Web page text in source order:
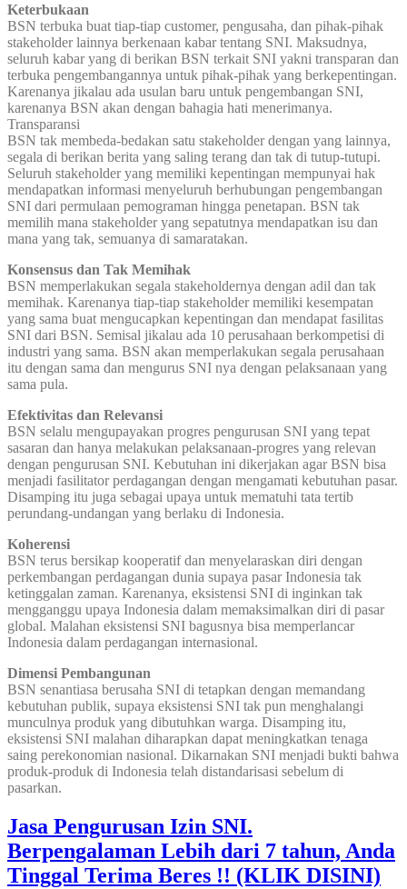
Keterbukaan
BSN terbuka buat tiap-tiap customer, pengusaha, dan pihak-pihak
stakeholder lainnya berkenaan kabar tentang SNI. Maksudnya,
seluruh kabar yang di berikan BSN terkait SNI yakni transparan dan
terbuka pengembangannya untuk pihak-pihak yang berkepentingan.
Karenanya jikalau ada usulan baru untuk pengembangan SNI,
karenanya BSN akan dengan bahagia hati menerimanya.
Transparansi
BSN tak membeda-bedakan satu stakeholder dengan yang lainnya,
segala di berikan berita yang saling terang dan tak di tutup-tutupi.
Seluruh stakeholder yang memiliki kepentingan mempunyai hak
mendapatkan informasi menyeluruh berhubungan pengembangan
SNI dari permulaan pemograman hingga penetapan. BSN tak
memilih mana stakeholder yang sepatutnya mendapatkan isu dan
mana yang tak, semuanya di samaratakan.
Konsensus dan Tak Memihak
BSN memperlakukan segala stakeholdernya dengan adil dan tak
memihak. Karenanya tiap-tiap stakeholder memiliki kesempatan
yang sama buat mengucapkan kepentingan dan mendapat fasilitas
SNI dari BSN. Semisal jikalau ada 10 perusahaan berkompetisi di
industri yang sama. BSN akan memperlakukan segala perusahaan
itu dengan sama dan mengurus SNI nya dengan pelaksanaan yang
sama pula.
Efektivitas dan Relevansi
BSN selalu mengupayakan progres pengurusan SNI yang tepat
sasaran dan hanya melakukan pelaksanaan-progres yang relevan
dengan pengurusan SNI. Kebutuhan ini dikerjakan agar BSN bisa
menjadi fasilitator perdagangan dengan mengamati kebutuhan pasar.
Disamping itu juga sebagai upaya untuk mematuhi tata tertib
perundang-undangan yang berlaku di Indonesia.
Koherensi
BSN terus bersikap kooperatif dan menyelaraskan diri dengan
perkembangan perdagangan dunia supaya pasar Indonesia tak
ketinggalan zaman. Karenanya, eksistensi SNI di inginkan tak
mengganggu upaya Indonesia dalam memaksimalkan diri di pasar
global. Malahan eksistensi SNI bagusnya bisa memperlancar
Indonesia dalam perdagangan internasional.
Dimensi Pembangunan
BSN senantiasa berusaha SNI di tetapkan dengan memandang
kebutuhan publik, supaya eksistensi SNI tak pun menghalangi
munculnya produk yang dibutuhkan warga. Disamping itu,
eksistensi SNI malahan diharapkan dapat meningkatkan tenaga
saing perekonomian nasional. Dikarnakan SNI menjadi bukti bahwa
produk-produk di Indonesia telah distandarisasi sebelum di
pasarkan.
Jasa Pengurusan Izin SNI.
Berpengalaman Lebih dari 7 tahun, Anda
Tinggal Terima Beres !! (KLIK DISINI)